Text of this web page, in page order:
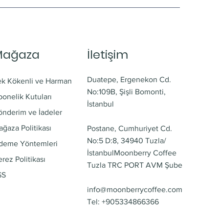
İletişim
Kökenli ve Harman
Kutuları
ve İadeler
Politikası
Yöntemleri
Politikası
Duatepe, Ergenekon Cd.
No:109B, Şişli Bomonti,
İstanbul
Postane, Cumhuriyet Cd.
No:5 D:8, 34940 Tuzla/
İstanbulMoonberry Coffee
Tuzla TRC PORT AVM Şube
info@moonberrycoffee.com
Tel: +905334866366